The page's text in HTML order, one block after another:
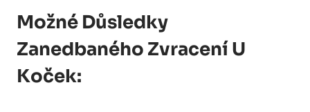
Možné Důsledky
Zanedbaného Zvracení U
Koček: